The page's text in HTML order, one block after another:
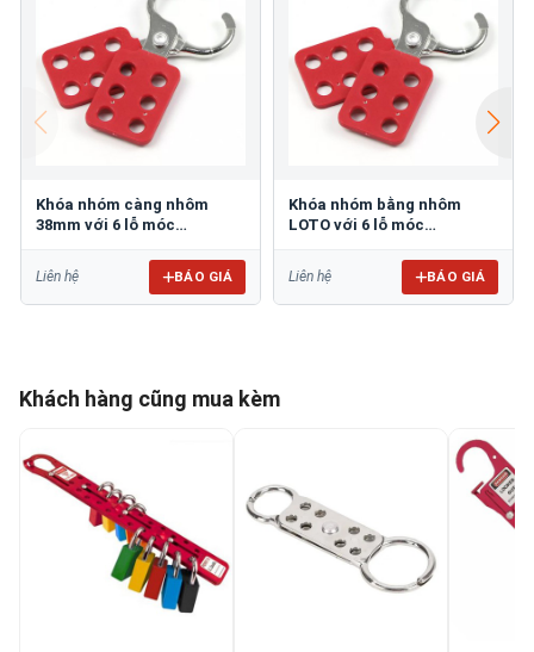
Khóa nhóm càng nhôm
38mm với 6 lỗ móc
Liên hệ BÁO GIÁ
Khóa nhóm bằng nhôm
LOTO với 6 lỗ móc
Liên hệ BÁO GIÁ
Khách hàng cũng mua kèm